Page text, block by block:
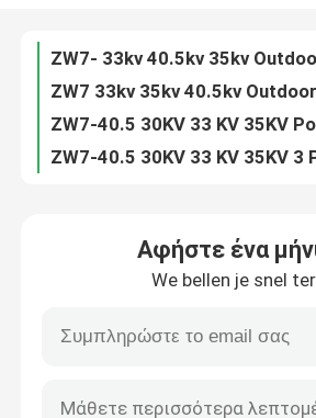
Ποιοτικός έλεγχος
Μας ελάτε σε επαφή με
Διακόπτης σπασιμάτων
SF6 διακόπτης σπασιμάτων
Μηχανισμός διανομής διανομής
Αφήστε ένα
We bellen je snel